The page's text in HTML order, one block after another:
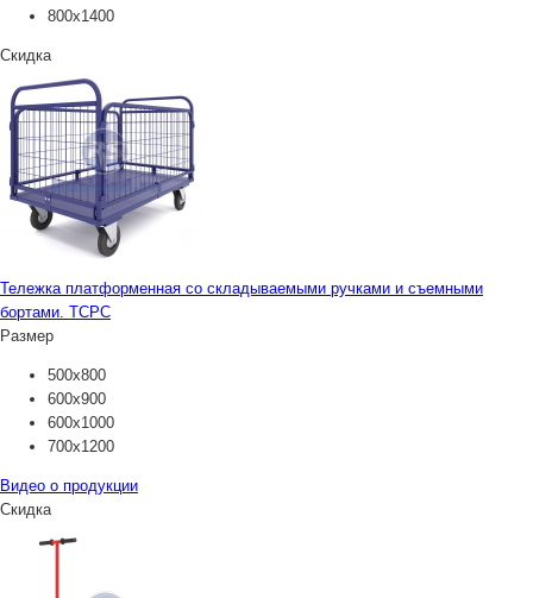
800х1400
Скидка
Тележка платформенная со складываемыми ручками и съемными
бортами. ТСРС
Размер
500х800
600х900
600х1000
700х1200
Видео о продукции
Скидка